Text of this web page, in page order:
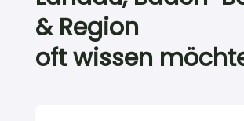
& Region
oft wissen